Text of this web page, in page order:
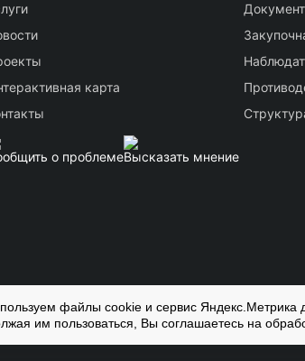
карта
о проблемеВысказать мнение
материалов запрещено
файлы cookie и сервис Яндекс.Метрика
им пользоваться, Вы соглашаетесь на